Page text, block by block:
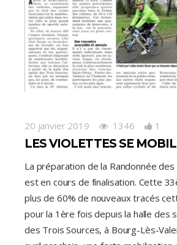
20 janvier 2019 1346 1
LES VIOLETTES SE
La préparation de la Randonnée
est en cours de finalisation. Cette
plus de 60% de nouveaux tracés
pour la 1ère fois depuis la halle des
des Trois Sources, à Bourg-Lès-